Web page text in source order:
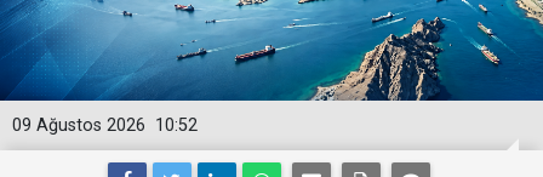
10:52
09 Ağustos 2026